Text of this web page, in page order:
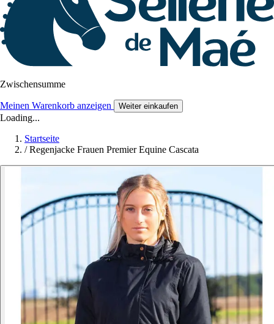
Zwischensumme
Meinen Warenkorb anzeigen Weiter einkaufen
Loading...
Startseite
/ Regenjacke Frauen Premier Equine Cascata